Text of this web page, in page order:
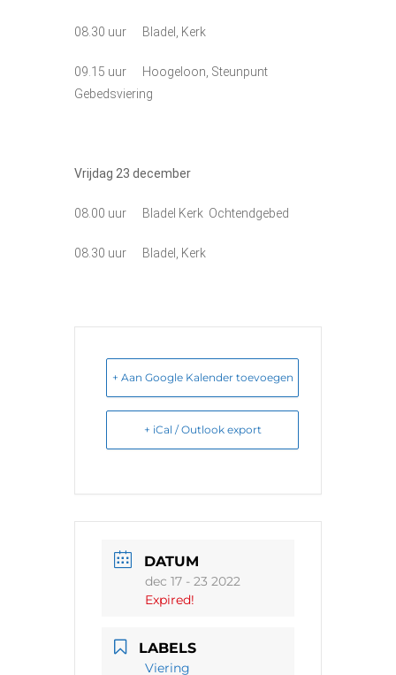
08.30 uur Bladel, Kerk
09.15 uur Hoogeloon, Steunpunt
Gebedsviering
Vrijdag 23 december
08.00 uur Bladel Kerk Ochtendgebed
08.30 uur Bladel, Kerk
+ Aan Google Kalender toevoegen
+ iCal / Outlook export
DATUM
dec 17 - 23 2022
Expired!
LABELS
Viering